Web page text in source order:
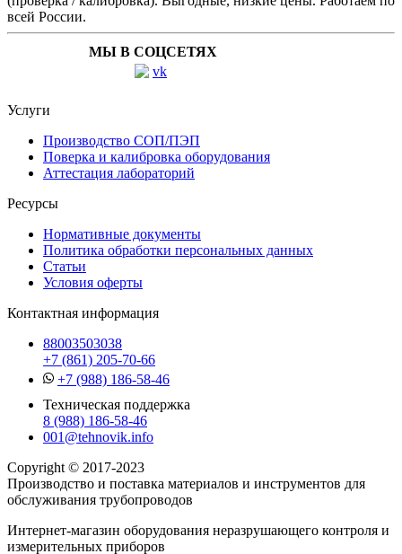
всей России.
МЫ В СОЦСЕТЯХ
Услуги
Производство СОП/ПЭП
Поверка и калибровка оборудования
Аттестация лабораторий
Ресурсы
Нормативные документы
Политика обработки персональных данных
Статьи
Условия оферты
Контактная информация
88003503038
+7 (861) 205-70-66
+7 (988) 186-58-46
Техническая поддержка
8 (988) 186-58-46
001@tehnovik.info
Copyright © 2017-2023
Производство и поставка материалов и инструментов для
обслуживания трубопроводов
Интернет-магазин оборудования неразрушающего контроля и
измерительных приборов